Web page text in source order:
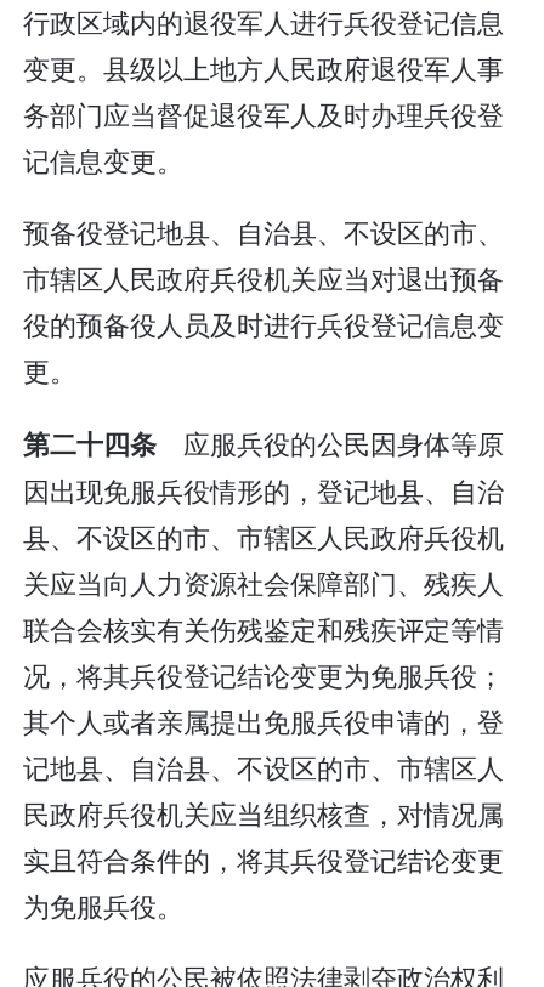
行政区域内的退役军人进行兵役登记信息
变更。县级以上地方人民政府退役军人事
务部门应当督促退役军人及时办理兵役登
记信息变更。
预备役登记地县、自治县、不设区的市、
市辖区人民政府兵役机关应当对退出预备
役的预备役人员及时进行兵役登记信息变
更。
第二十四条 应服兵役的公民因身体等原
因出现免服兵役情形的，登记地县、自治
县、不设区的市、市辖区人民政府兵役机
关应当向人力资源社会保障部门、残疾人
联合会核实有关伤残鉴定和残疾评定等情
况，将其兵役登记结论变更为免服兵役；
其个人或者亲属提出免服兵役申请的，登
记地县、自治县、不设区的市、市辖区人
民政府兵役机关应当组织核查，对情况属
实且符合条件的，将其兵役登记结论变更
为免服兵役。
应服兵役的公民被依照法律剥夺政治权利